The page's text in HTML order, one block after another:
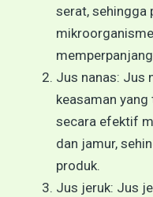
serat, sehingga
Jus nanas: Jus
keasaman
secara efektif
dan jamur,
produk.
Jus jeruk: Jus